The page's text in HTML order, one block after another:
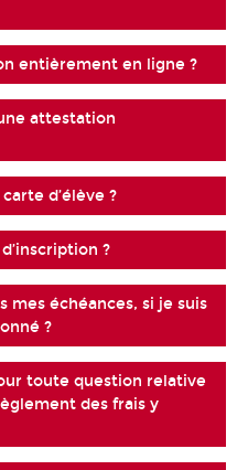
entièrement en ligne ?
attestation
d’élève ?
?
échéances, si je suis
?
toute question relative
des frais y